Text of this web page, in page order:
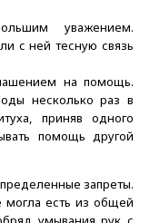
уважением.
с ней тесную связь
на помощь.
несколько раз в
приняв одного
помощь другой
запреты.
могла есть из общей